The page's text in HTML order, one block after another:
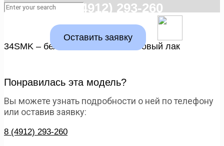
8 (4912) 293-260
Оставить заявку
34SMK – белый мат, вставка матовый лак
Понравилась эта модель?
Вы можете узнать подробности о ней по телефону
или оставив заявку:
8 (4912) 293-260